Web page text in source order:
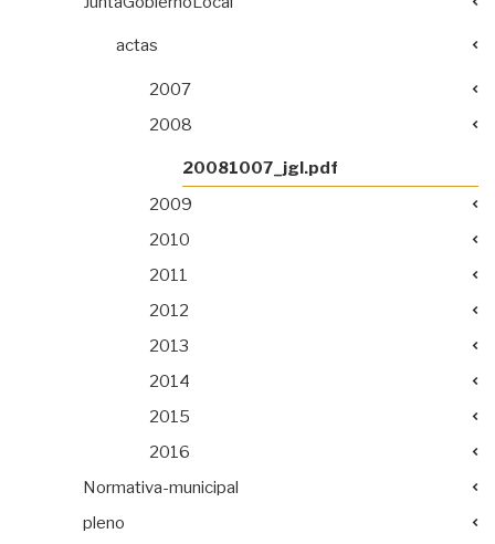
actas
2007
2008
20081007_jgl.pdf
2009
2010
2011
2012
2013
2014
2015
2016
Normativa-municipal
pleno